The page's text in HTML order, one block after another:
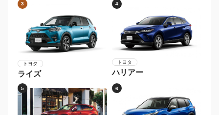
3
トヨタ
ライズ
4
トヨタ
ハリアー
5 6